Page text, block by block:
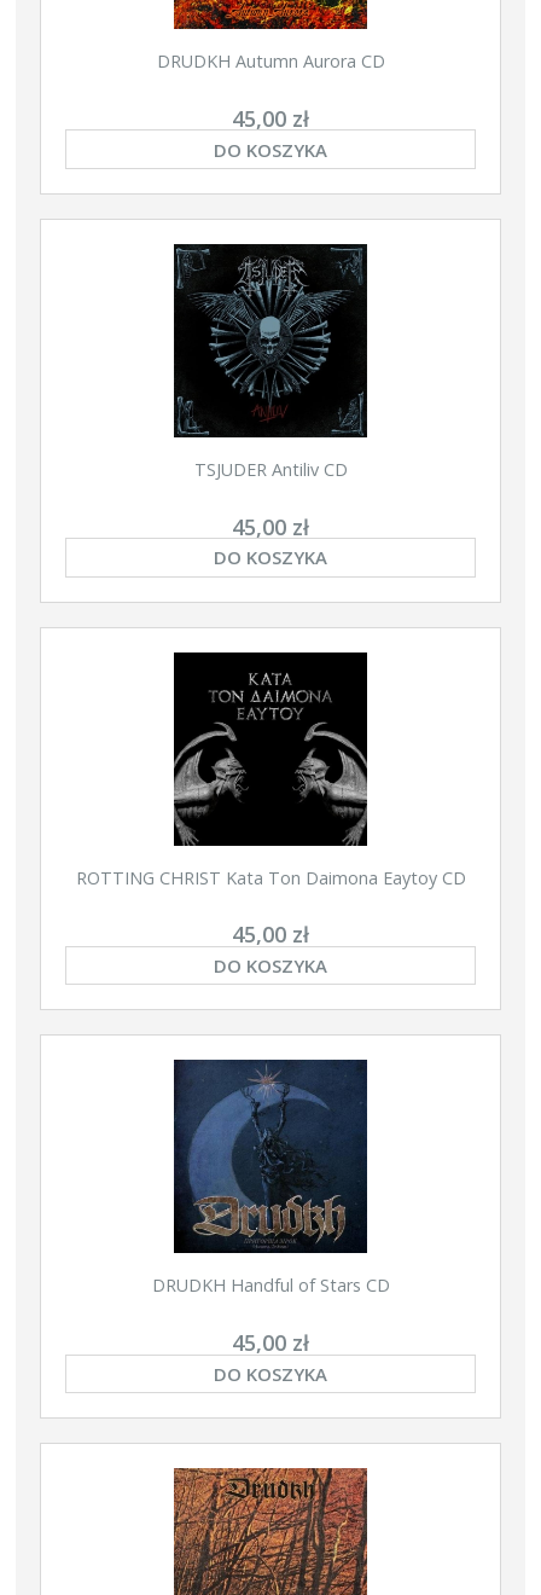
DRUDKH Autumn Aurora CD
45,00 zł
DO KOSZYKA
TSJUDER Antiliv CD
45,00 zł
DO KOSZYKA
ROTTING CHRIST Kata Ton Daimona Eaytoy CD
45,00 zł
DO KOSZYKA
DRUDKH Handful of Stars CD
45,00 zł
DO KOSZYKA